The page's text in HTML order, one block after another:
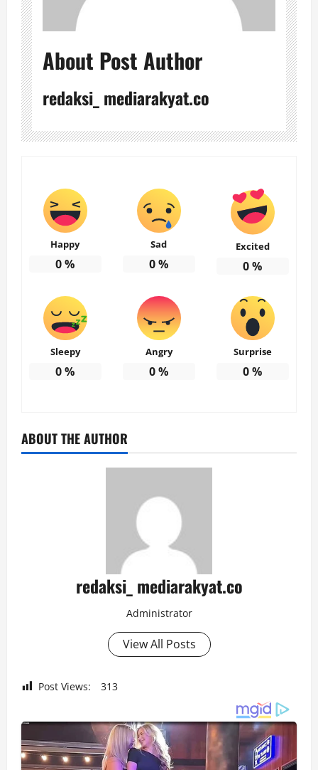
About Post Author
redaksi_ mediarakyat.co
Happy
0%
Sad
0%
Excited
0%
Sleepy
0%
Angry
0%
Surprise
0%
ABOUT THE AUTHOR
redaksi_ mediarakyat.co
Administrator
View All Posts
Post Views: 313